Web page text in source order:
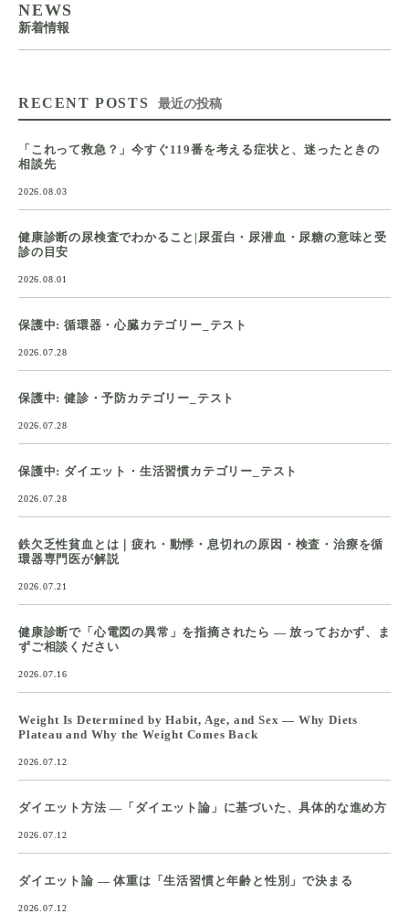
NEWS
新着情報
RECENT POSTS 最近の投稿
「これって救急？」今すぐ119番を考える症状と、迷ったときの
相談先
2026.08.03
健康診断の尿検査でわかること|尿蛋白・尿潜血・尿糖の意味と受
診の目安
2026.08.01
保護中: 循環器・心臓カテゴリー_テスト
2026.07.28
保護中: 健診・予防カテゴリー_テスト
2026.07.28
保護中: ダイエット・生活習慣カテゴリー_テスト
2026.07.28
鉄欠乏性貧血とは｜疲れ・動悸・息切れの原因・検査・治療を循
環器専門医が解説
2026.07.21
健康診断で「心電図の異常」を指摘されたら ― 放っておかず、ま
ずご相談ください
2026.07.16
Weight Is Determined by Habit, Age, and Sex — Why Diets
Plateau and Why the Weight Comes Back
2026.07.12
ダイエット方法 ―「ダイエット論」に基づいた、具体的な進め方
2026.07.12
ダイエット論 ― 体重は「生活習慣と年齢と性別」で決まる
2026.07.12